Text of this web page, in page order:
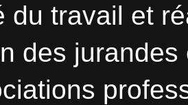
du travail et
des